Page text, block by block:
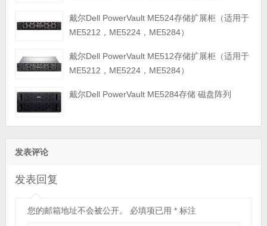
戴尔Dell PowerVault ME524存储扩展柜（适用于
ME5212，ME5224，ME5284）
戴尔Dell PowerVault ME512存储扩展柜（适用于
ME5212，ME5224，ME5284）
戴尔Dell PowerVault ME5284存储 磁盘阵列
发表评论
发表回复
您的邮箱地址不会被公开。 必填项已用 *标注